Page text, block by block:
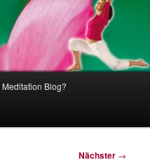
Blog?
Nächster →